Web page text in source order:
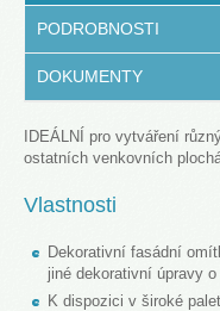
PODROBNOSTI
DOKUMENTY
IDEÁLNÍ pro vytváření
ostatních venkovních
Vlastnosti
Dekorativní fasádní
jiné dekorativní úpravy
K dispozici v široké